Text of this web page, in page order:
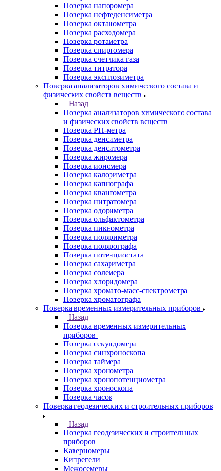
Поверка напоромера
Поверка нефтеденсиметра
Поверка октанометра
Поверка расходомера
Поверка ротаметра
Поверка спиртомера
Поверка счетчика газа
Поверка титратора
Поверка эксплозиметра
Поверка анализаторов химического состава и
физических свойств веществ
Назад
Поверка анализаторов химического состава
и физических свойств веществ
Поверка PH-метра
Поверка денсиметра
Поверка денситометра
Поверка жиромера
Поверка иономера
Поверка калориметра
Поверка капнографа
Поверка квантометра
Поверка нитратомера
Поверка одориметра
Поверка ольфактометра
Поверка пикнометра
Поверка поляриметра
Поверка полярографа
Поверка потенциостата
Поверка сахариметра
Поверка солемера
Поверка хлоридомера
Поверка хромато-масс-спектрометра
Поверка хроматографа
Поверка временных измерительных приборов
Назад
Поверка временных измерительных
приборов
Поверка секундомера
Поверка синхроноскопа
Поверка таймера
Поверка хронометра
Поверка хронопотенциометра
Поверка хроноскопа
Поверка часов
Поверка геодезических и строительных приборов
Назад
Поверка геодезических и строительных
приборов
Каверномеры
Кипрегели
Межосемеры